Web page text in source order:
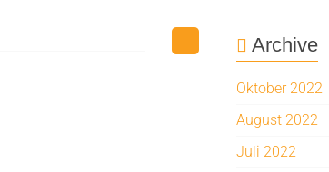
Archive
Oktober 2022
August 2022
Juli 2022